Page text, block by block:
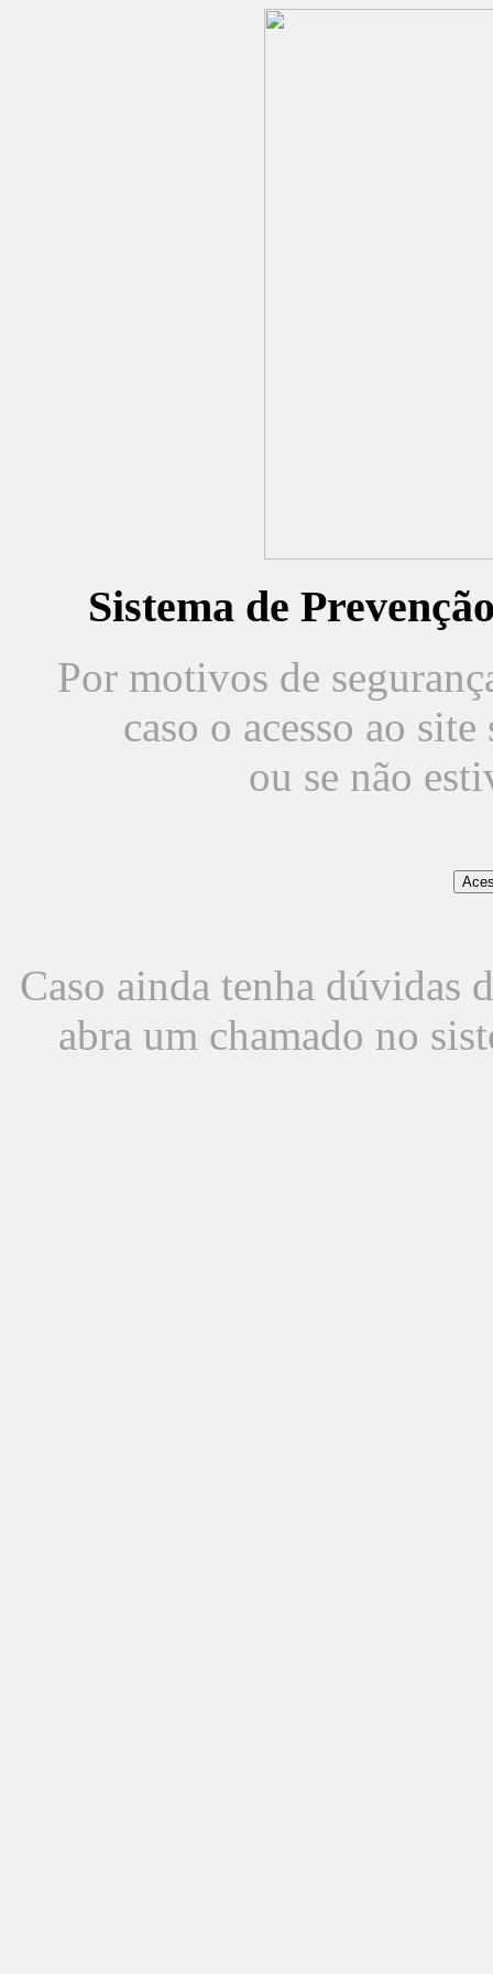
Sistema de
Por motivos de
caso o acesso ao
ou se não
Caso ainda tenha dúvidas
abra um chamado no